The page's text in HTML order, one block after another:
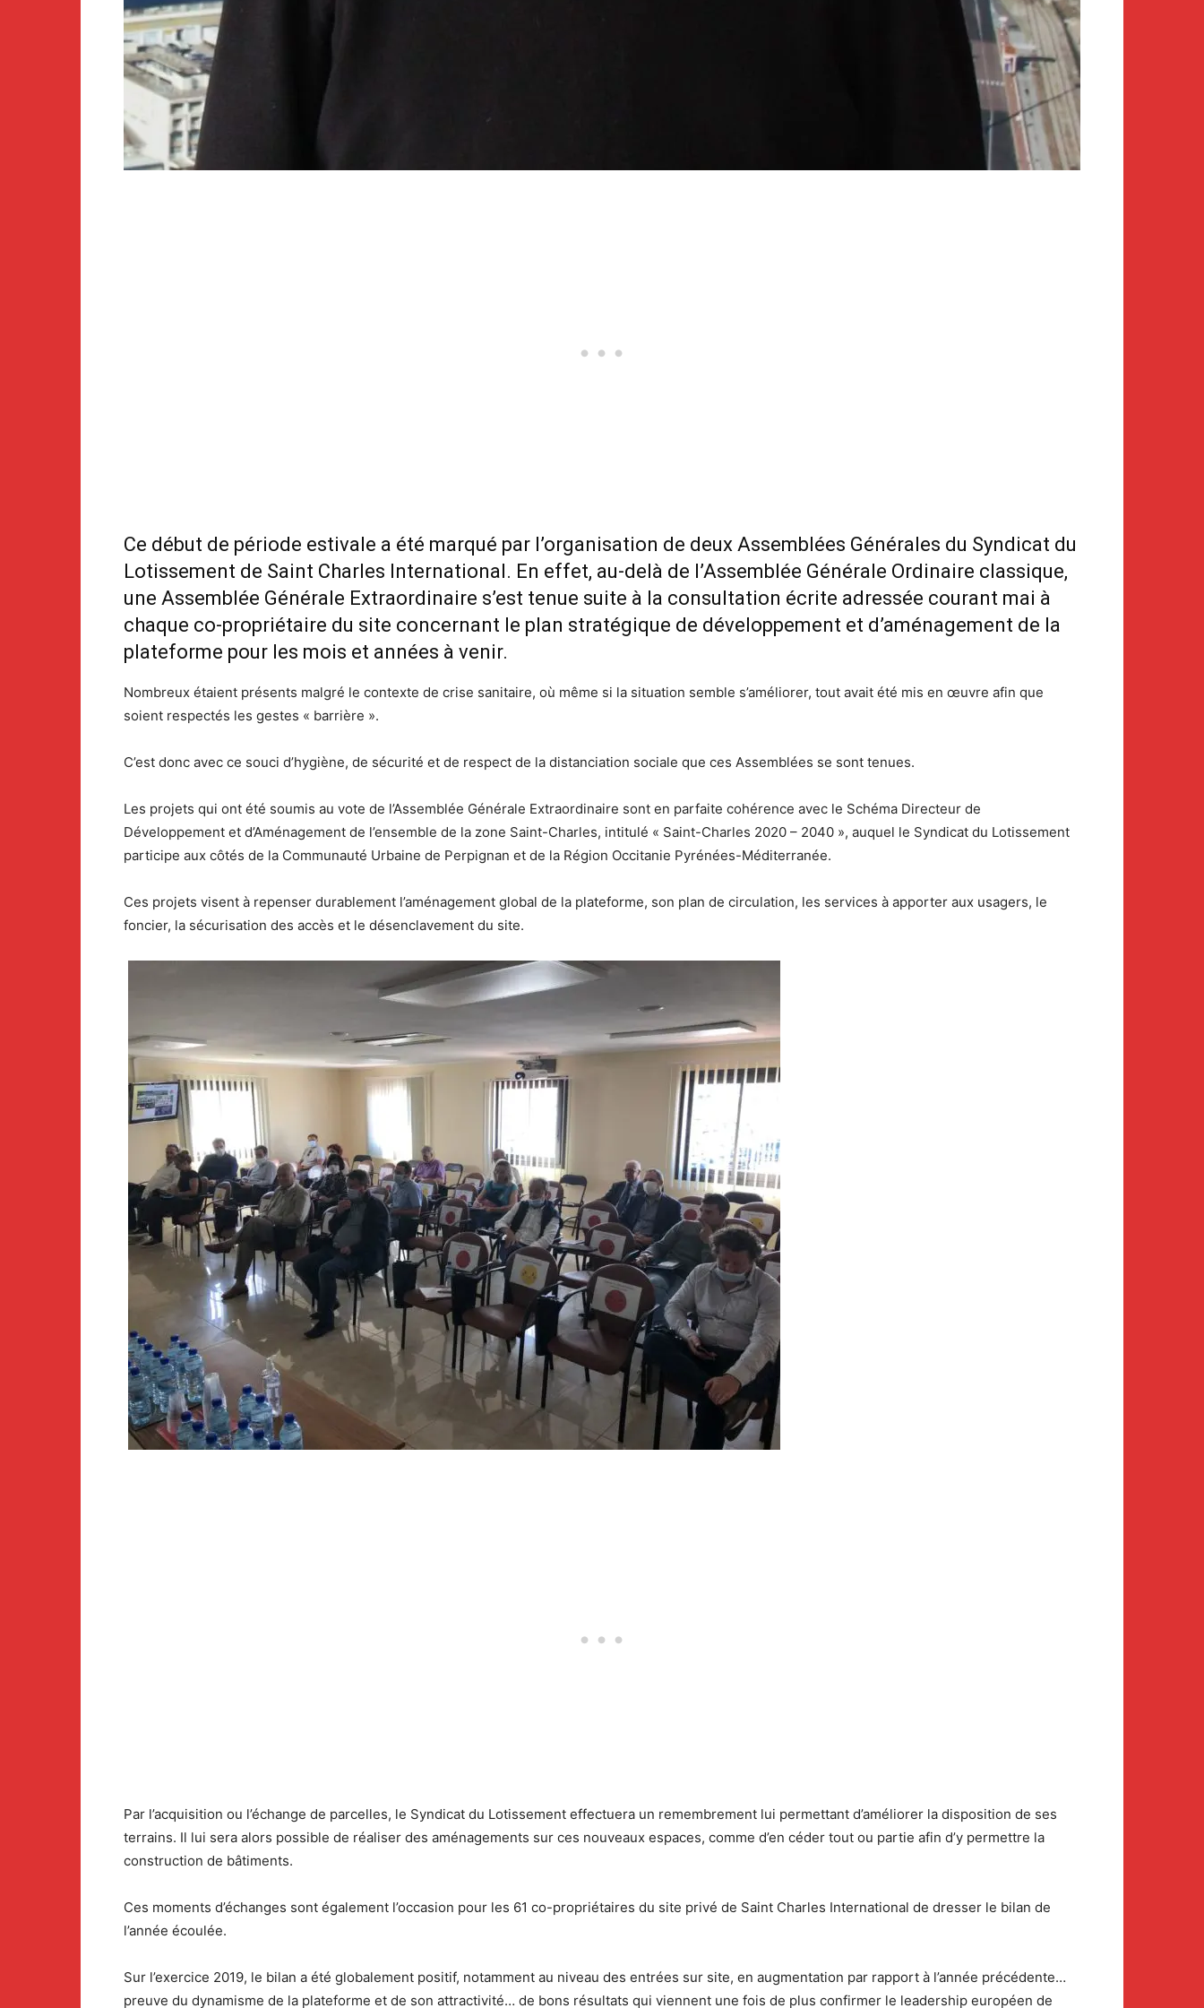
Ce début de période estivale a été marqué par l’organisation de deux Assemblées Générales du Syndicat du
Lotissement de Saint Charles International. En effet, au-delà de l’Assemblée Générale Ordinaire classique,
une Assemblée Générale Extraordinaire s’est tenue suite à la consultation écrite adressée courant mai à
chaque co-propriétaire du site concernant le plan stratégique de développement et d’aménagement de la
plateforme pour les mois et années à venir.
Nombreux étaient présents malgré le contexte de crise sanitaire, où même si la situation semble s’améliorer, tout avait été mis en œuvre afin que
soient respectés les gestes « barrière ».
C’est donc avec ce souci d’hygiène, de sécurité et de respect de la distanciation sociale que ces Assemblées se sont tenues.
Les projets qui ont été soumis au vote de l’Assemblée Générale Extraordinaire sont en parfaite cohérence avec le Schéma Directeur de
Développement et d’Aménagement de l’ensemble de la zone Saint-Charles, intitulé « Saint-Charles 2020 – 2040 », auquel le Syndicat du Lotissement
participe aux côtés de la Communauté Urbaine de Perpignan et de la Région Occitanie Pyrénées-Méditerranée.
Ces projets visent à repenser durablement l’aménagement global de la plateforme, son plan de circulation, les services à apporter aux usagers, le
foncier, la sécurisation des accès et le désenclavement du site.
Par l’acquisition ou l’échange de parcelles, le Syndicat du Lotissement effectuera un remembrement lui permettant d’améliorer la disposition de ses
terrains. Il lui sera alors possible de réaliser des aménagements sur ces nouveaux espaces, comme d’en céder tout ou partie afin d’y permettre la
construction de bâtiments.
Ces moments d’échanges sont également l’occasion pour les 61 co-propriétaires du site privé de Saint Charles International de dresser le bilan de
l’année écoulée.
Sur l’exercice 2019, le bilan a été globalement positif, notamment au niveau des entrées sur site, en augmentation par rapport à l’année précédente…
preuve du dynamisme de la plateforme et de son attractivité… de bons résultats qui viennent une fois de plus confirmer le leadership européen de